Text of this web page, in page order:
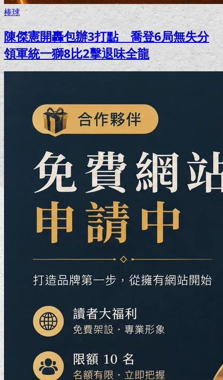
棒球
陳傑憲開轟包辦3打點 喬登6局無失分
領軍統一獅8比2擊退味全龍